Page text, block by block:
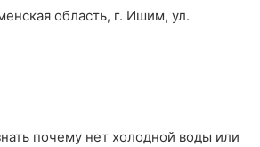
область, г. Ишим, ул.
почему нет холодной воды или